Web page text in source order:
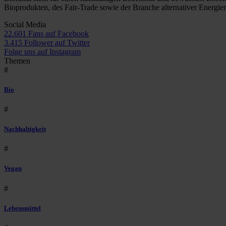
Bioprodukten, des Fair-Trade sowie der Branche alternativer
Social Media
22.601 Fans auf Facebook
3.415 Follower auf Twitter
Folge uns auf Instagram
Themen
#
Bio
#
Nachhaltigkeit
#
Vegan
#
Lebensmittel